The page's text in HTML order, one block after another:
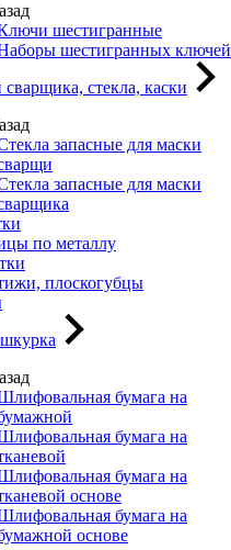
шестигранные
шестигранных ключей
стекла, каски
запасные для маски
запасные для маски
по металлу
плоскогубцы
бумага на
бумага на
бумага на
основе
бумага на
основе